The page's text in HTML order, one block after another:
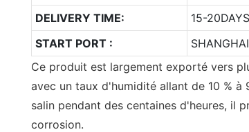
DELIVERY TIME:
15-20DAYS
START PORT :
Ce produit est largement exporté vers
avec un taux d'humidité allant de 10 %
salin pendant des centaines d'heures, il
corrosion.